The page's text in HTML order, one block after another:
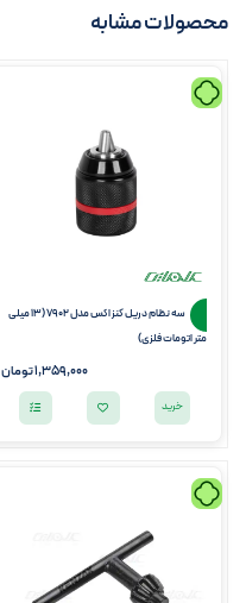
محصولات مشابه
سه نظام دریل کنزاکس مدل 7902 (13 میلی
متر اتومات فلزی)
1,359,000تومان
خرید